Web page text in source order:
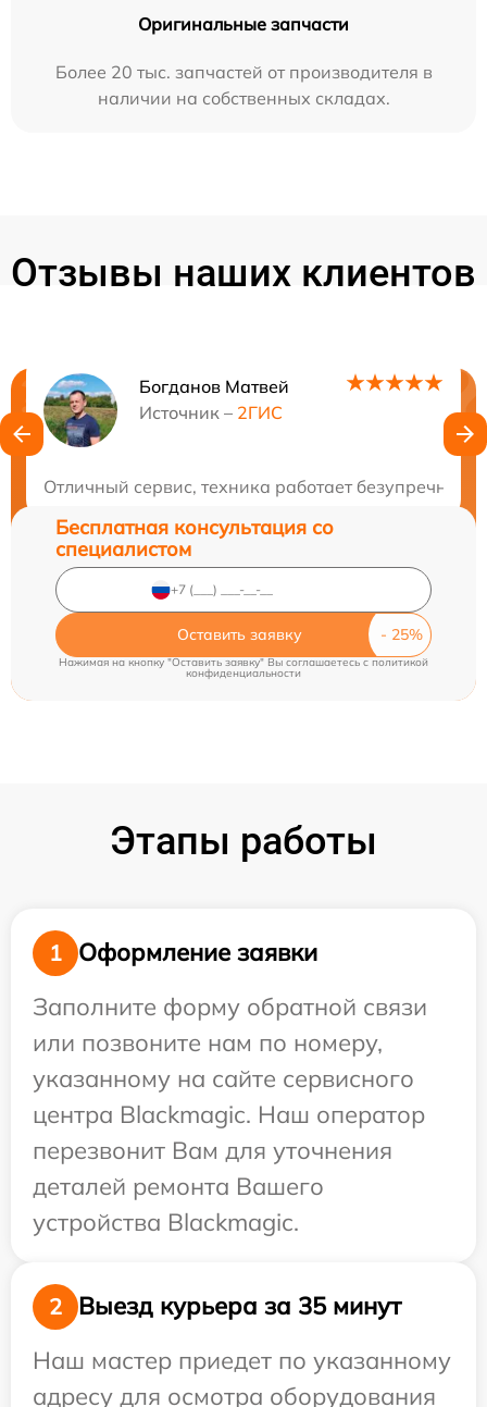
Оригинальные запчасти
Более 20 тыс. запчастей от производителя в
наличии на собственных складах.
Отзывы наших клиентов
Богданов Матвей
Источник – 2ГИС
Отличный сервис, техника работает безупречно.
Нужна консультация?
Бесплатная консультация со
специалистом
Оставить заявку
Нажимая на кнопку "Оставить заявку" Вы соглашаетесь cполитикой
конфиденциальности
Этапы работы
1
Оформление заявки
Заполните форму обратной связи
или позвоните нам по номеру,
указанному на сайте сервисного
центра Blackmagic. Наш оператор
перезвонит Вам для уточнения
деталей ремонта Вашего
устройства Blackmagic.
2
Выезд курьера за 35 минут
Наш мастер приедет по указанному
адресу для осмотра оборудования